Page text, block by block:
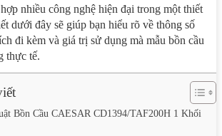
nhiều công nghệ hiện đại trong một thiết
dưới đây sẽ giúp bạn hiểu rõ về thông số
đi kèm và giá trị sử dụng mà mẫu bồn cầu
thực tế.
Bồn Cầu CAESAR CD1394/TAF200H 1 Khối